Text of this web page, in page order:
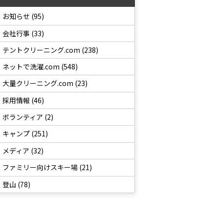
お知らせ (95)
会社行事 (33)
テントクリーニング.com (238)
ネットで洗濯.com (548)
大量クリーニング.com (23)
採用情報 (46)
ボランティア (2)
キャンプ (251)
メディア (32)
ファミリー向けスキー場 (21)
登山 (78)